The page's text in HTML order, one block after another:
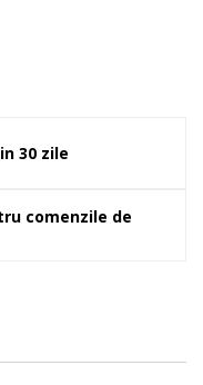
30 zile
comenzile de